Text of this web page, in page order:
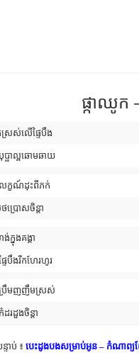
ផ្កាឈូក
រស់លើផ្ទៃបឹង
ាល្អឆោមឆាយ
លក្ខណ៍ដុះពីភក់
ប្រោសចិន្តា
ក្នុងគង្គា
ៃបឹងរីកហែរហូរ
រឹមញញឹមស្រស់
រដួងចិន្តា
ាប់ ៖ បេះដូងបងសម្រាប់អូន – កំណាព្យខ្ម